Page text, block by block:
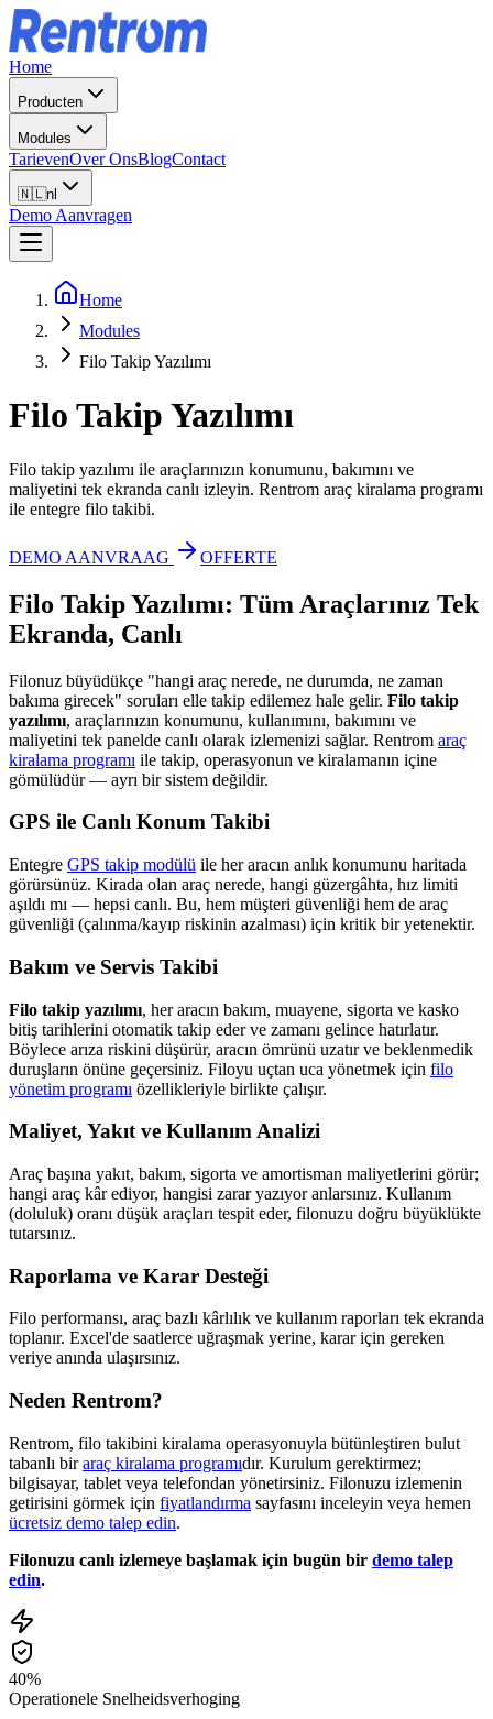
Home
Producten
Modules
TarievenOver OnsBlogContact
🇳🇱nl
Demo Aanvragen
Home
Modules
Filo Takip Yazılımı
Filo Takip Yazılımı
Filo takip yazılımı ile araçlarınızın konumunu, bakımını ve
maliyetini tek ekranda canlı izleyin. Rentrom araç kiralama programı
ile entegre filo takibi.
DEMO AANVRAAG OFFERTE
Filo Takip Yazılımı: Tüm Araçlarınız Tek
Ekranda, Canlı
Filonuz büyüdükçe "hangi araç nerede, ne durumda, ne zaman
bakıma girecek" soruları elle takip edilemez hale gelir. Filo takip
yazılımı, araçlarınızın konumunu, kullanımını, bakımını ve
maliyetini tek panelde canlı olarak izlemenizi sağlar. Rentrom araç
kiralama programı ile takip, operasyonun ve kiralamanın içine
gömülüdür — ayrı bir sistem değildir.
GPS ile Canlı Konum Takibi
Entegre GPS takip modülü ile her aracın anlık konumunu haritada
görürsünüz. Kirada olan araç nerede, hangi güzergâhta, hız limiti
aşıldı mı — hepsi canlı. Bu, hem müşteri güvenliği hem de araç
güvenliği (çalınma/kayıp riskinin azalması) için kritik bir yetenektir.
Bakım ve Servis Takibi
Filo takip yazılımı, her aracın bakım, muayene, sigorta ve kasko
bitiş tarihlerini otomatik takip eder ve zamanı gelince hatırlatır.
Böylece arıza riskini düşürür, aracın ömrünü uzatır ve beklenmedik
duruşların önüne geçersiniz. Filoyu uçtan uca yönetmek için filo
yönetim programı özellikleriyle birlikte çalışır.
Maliyet, Yakıt ve Kullanım Analizi
Araç başına yakıt, bakım, sigorta ve amortisman maliyetlerini görür;
hangi araç kâr ediyor, hangisi zarar yazıyor anlarsınız. Kullanım
(doluluk) oranı düşük araçları tespit eder, filonuzu doğru büyüklükte
tutarsınız.
Raporlama ve Karar Desteği
Filo performansı, araç bazlı kârlılık ve kullanım raporları tek ekranda
toplanır. Excel'de saatlerce uğraşmak yerine, karar için gereken
veriye anında ulaşırsınız.
Neden Rentrom?
Rentrom, filo takibini kiralama operasyonuyla bütünleştiren bulut
tabanlı biraraç kiralama programıdır. Kurulum gerektirmez;
bilgisayar, tablet veya telefondan yönetirsiniz. Filonuzu izlemenin
getirisini görmek için fiyatlandırma sayfasını inceleyin veya hemen
ücretsiz demo talep edin.
Filonuzu canlı izlemeye başlamak için bugün bir demo talep
edin.
40%
Operationele Snelheidsverhoging